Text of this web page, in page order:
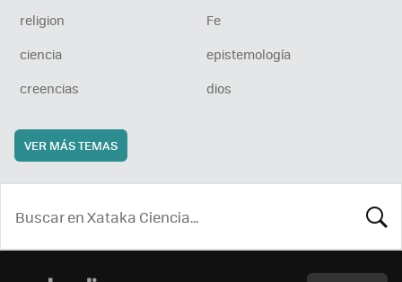
religion
Fe
ciencia
epistemología
creencias
dios
VER MÁS TEMAS